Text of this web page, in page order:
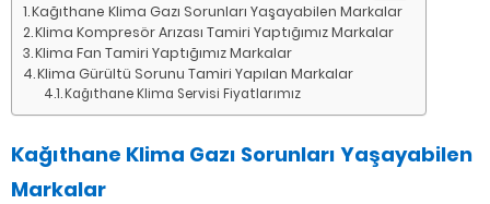
Kağıthane Klima Gazı Sorunları Yaşayabilen Markalar
Klima Kompresör Arızası Tamiri Yaptığımız Markalar
Klima Fan Tamiri Yaptığımız Markalar
Klima Gürültü Sorunu Tamiri Yapılan Markalar
Kağıthane Klima Servisi Fiyatlarımız
Kağıthane Klima Gazı Sorunları Yaşayabilen
Markalar